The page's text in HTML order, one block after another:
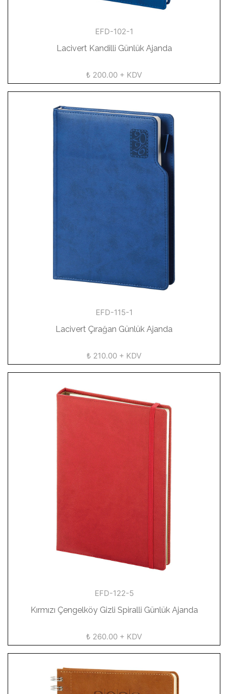
EFD-102-1
Lacivert Kandilli Günlük Ajanda
₺ 200.00 + KDV
EFD-115-1
Lacivert Çırağan Günlük Ajanda
₺ 210.00 + KDV
EFD-122-5
Kırmızı Çengelköy Gizli Spiralli Günlük Ajanda
₺ 260.00 + KDV